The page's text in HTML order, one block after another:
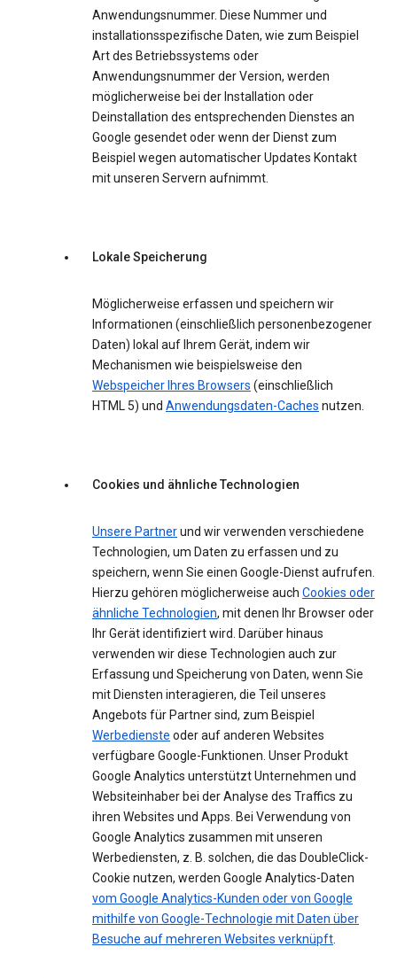
Anwendungsnummer. Diese Nummer und
installationsspezifische Daten, wie zum Beispiel
Art des Betriebssystems oder
Anwendungsnummer der Version, werden
möglicherweise bei der Installation oder
Deinstallation des entsprechenden Dienstes an
Google gesendet oder wenn der Dienst zum
Beispiel wegen automatischer Updates Kontakt
mit unseren Servern aufnimmt.
Lokale Speicherung
Möglicherweise erfassen und speichern wir
Informationen (einschließlich personenbezogener
Daten) lokal auf Ihrem Gerät, indem wir
Mechanismen wie beispielsweise den
Webspeicher Ihres Browsers (einschließlich
HTML 5) und Anwendungsdaten-Caches nutzen.
Cookies und ähnliche Technologien
Unsere Partnerund wir verwenden verschiedene
Technologien, um Daten zu erfassen und zu
speichern, wenn Sie einen Google-Dienst aufrufen.
Hierzu gehören möglicherweise auch Cookies oder
ähnliche Technologien, mit denen Ihr Browser oder
Ihr Gerät identifiziert wird. Darüber hinaus
verwenden wir diese Technologien auch zur
Erfassung und Speicherung von Daten, wenn Sie
mit Diensten interagieren, die Teil unseres
Angebots für Partner sind, zum Beispiel
Werbedienste oder auf anderen Websites
verfügbare Google-Funktionen. Unser Produkt
Google Analytics unterstützt Unternehmen und
Websiteinhaber bei der Analyse des Traffics zu
ihren Websites und Apps. Bei Verwendung von
Google Analytics zusammen mit unseren
Werbediensten, z. B. solchen, die das DoubleClick-
Cookie nutzen, werden Google Analytics-Daten
vom Google Analytics-Kunden oder von Google
mithilfe von Google-Technologie mit Daten über
Besuche auf mehreren Websites verknüpft.